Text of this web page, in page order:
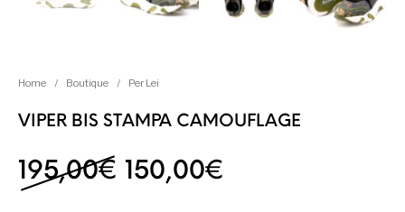
Home / Boutique / Per Lei
VIPER BIS STAMPA CAMOUFLAGE
195,00€ Il prezzo originale
150,00€